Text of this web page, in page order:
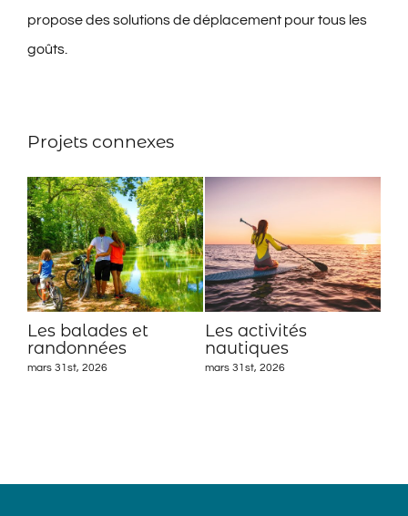
propose des solutions de déplacement pour tous les
goûts.
Projets connexes
Les balades et
randonnées
mars 31st, 2026
Les activités
nautiques
mars 31st, 2026